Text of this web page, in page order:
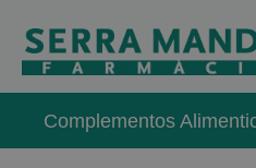
Complementos